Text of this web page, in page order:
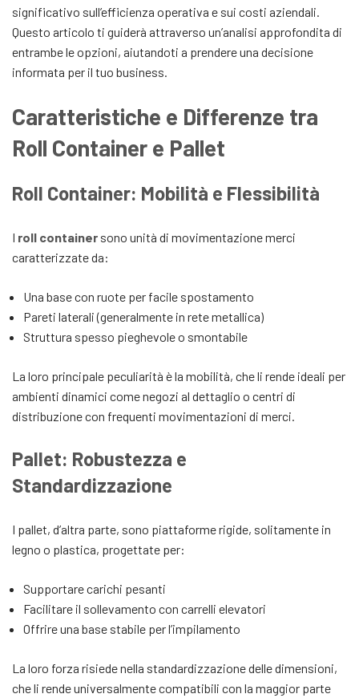
significativo sull’efficienza operativa e sui costi aziendali.
Questo articolo ti guiderà attraverso un’analisi approfondita di
entrambe le opzioni, aiutandoti a prendere una decisione
informata per il tuo business.
Caratteristiche e Differenze tra
Roll Container e Pallet
Roll Container: Mobilità e Flessibilità
I roll container sono unità di movimentazione merci
caratterizzate da:
Una base con ruote per facile spostamento
Pareti laterali (generalmente in rete metallica)
Struttura spesso pieghevole o smontabile
La loro principale peculiarità è la mobilità, che li rende ideali per
ambienti dinamici come negozi al dettaglio o centri di
distribuzione con frequenti movimentazioni di merci.
Pallet: Robustezza e
Standardizzazione
I pallet, d’altra parte, sono piattaforme rigide, solitamente in
legno o plastica, progettate per:
Supportare carichi pesanti
Facilitare il sollevamento con carrelli elevatori
Offrire una base stabile per l’impilamento
La loro forza risiede nella standardizzazione delle dimensioni,
che li rende universalmente compatibili con la maggior parte